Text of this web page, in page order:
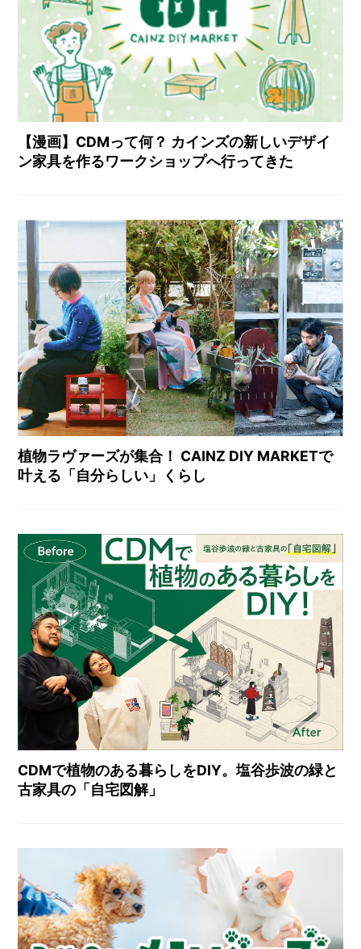
【漫画】CDMって何？ カインズの新しいデザイ
ン家具を作るワークショップへ行ってきた
植物ラヴァーズが集合！ CAINZ DIY MARKETで
叶える「自分らしい」くらし
CDMで植物のある暮らしをDIY。塩谷歩波の緑と
古家具の「自宅図解」